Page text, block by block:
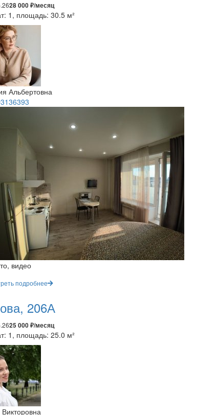
28 000 ₽/месяц
1, площадь: 30.5 м²
Альбертовна
видео
подробнее
206А
25 000 ₽/месяц
1, площадь: 25.0 м²